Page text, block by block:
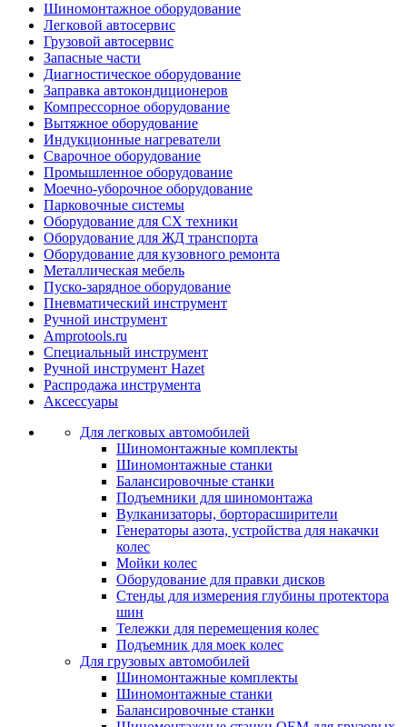
Шиномонтажное оборудование
Легковой автосервис
Грузовой автосервис
Запасные части
Диагностическое оборудование
Заправка автокондиционеров
Компрессорное оборудование
Вытяжное оборудование
Индукционные нагреватели
Сварочное оборудование
Промышленное оборудование
Моечно-уборочное оборудование
Парковочные системы
Оборудование для СХ техники
Оборудование для ЖД транспорта
Оборудование для кузовного ремонта
Металлическая мебель
Пуско-зарядное оборудование
Пневматический инструмент
Ручной инструмент
Amprotools.ru
Специальный инструмент
Ручной инструмент Hazet
Распродажа инструмента
Аксессуары
Для легковых автомобилей
Шиномонтажные комплекты
Шиномонтажные станки
Балансировочные станки
Подъемники для шиномонтажа
Вулканизаторы, борторасширители
Генераторы азота, устройства для накачки
колес
Мойки колес
Оборудование для правки дисков
Стенды для измерения глубины протектора
шин
Тележки для перемещения колес
Подъемник для моек колеc
Для грузовых автомобилей
Шиномонтажные комплекты
Шиномонтажные станки
Балансировочные станки